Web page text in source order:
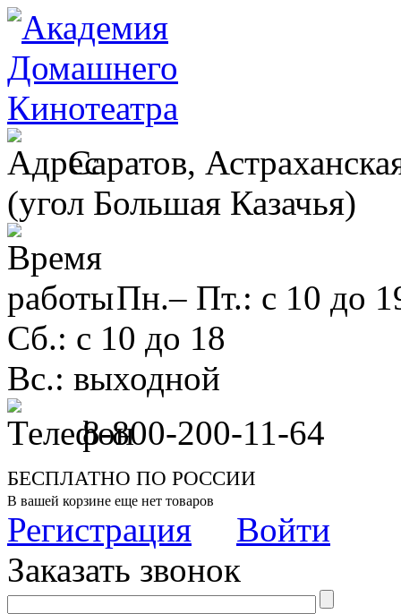
Саратов,
(угол Большая Казачья)
Пн.– Пт.: с 10 до
Сб.: с 10 до 18
Вс.: выходной
8-800-200-11-64
БЕСПЛАТНО ПО РОССИИ
В вашей корзине еще нет товаров
Регистрация
Войти
Заказать звонок